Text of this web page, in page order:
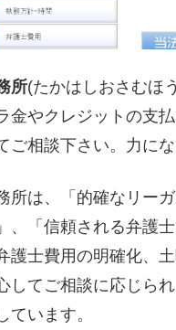
所(たかはしおさむほ
金やクレジットの支
ご相談下さい。力に
所は、「的確なリー
、「信頼される弁護
護士費用の明確化、
してご相談に応じら
ています。